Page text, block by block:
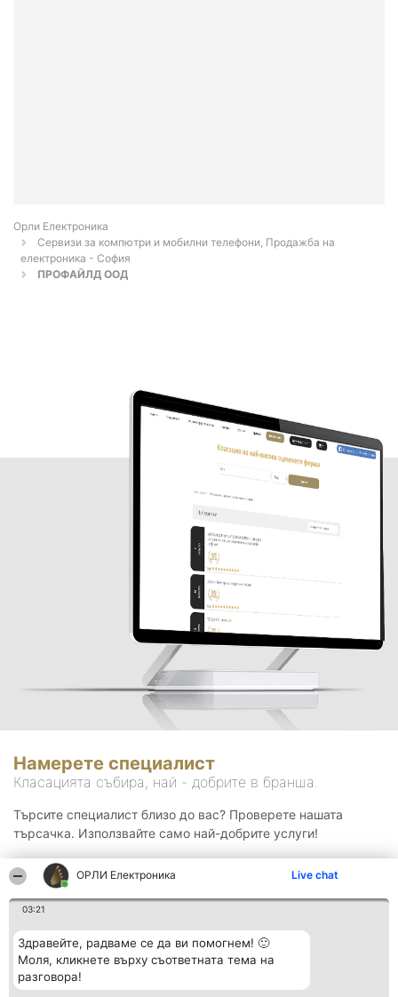
ОРЛИ Електроника Live chat
03:21
Здравейте, радваме се да ви помогнем! 🙂
Моля, кликнете върху съответната тема на
разговора!
Орли Електроника
Сервизи за компютри и мобилни телефони, Продажба на
електроника - София
ПРОФАЙЛД ООД
Намерете специалист
Класацията събира, най - добрите в бранша.
Търсите специалист близо до вас? Проверете нашата
търсачка. Използвайте само най-добрите услуги!